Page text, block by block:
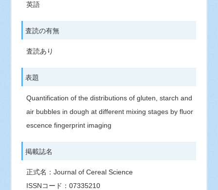
英語
査読の有無
査読あり
表題
Quantification of the distributions of gluten, starch and
air bubbles in dough at different mixing stages by fluor
escence fingerprint imaging
掲載誌名
正式名：Journal of Cereal Science
ISSNコード：07335210